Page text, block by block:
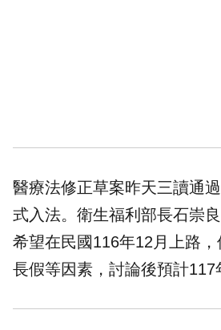
醫療法修正草案昨天三讀通
式入法。衛生福利部長石崇
希望在民國116年12月上路
長假等因素，討論後預計117